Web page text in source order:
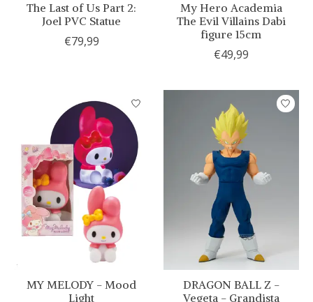
The Last of Us Part 2:
Joel PVC Statue
€79,99
My Hero Academia
The Evil Villains Dabi
figure 15cm
€49,99
MY MELODY - Mood
Light
DRAGON BALL Z -
Vegeta - Grandista